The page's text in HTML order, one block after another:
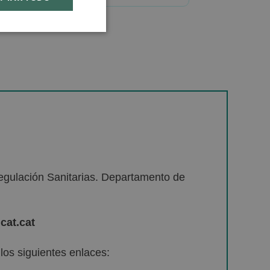
Sanitarias. Departamento de
siguientes enlaces: